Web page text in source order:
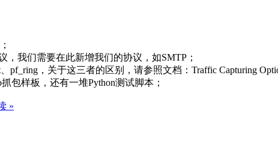
，我们需要在此新增我们的协议，如SMTP；
pf_ring，关于这三者的区别，请参照文档：Traffic Capturing
包样板，还有一堆Python测试脚本；
»